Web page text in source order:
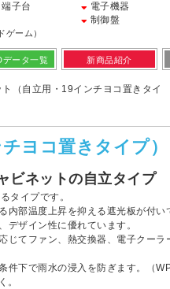
子台
電子機器
制御盤
ゲーム）
データ一覧 新商品紹介
（自立用・19インチヨコ置きタイ
ヨコ置きタイプ）
ビネットの自立タイプ
タイプです。
内部温度上昇を抑える遮光板が付い
デザイン性に優れています。
じてファン、熱交換器、電子クーラ
件下で雨水の浸入を防ぎます。（
。